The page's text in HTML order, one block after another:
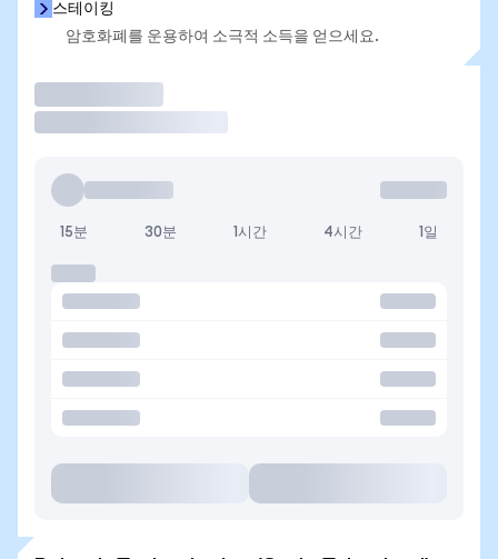
스테이킹
암호화폐를 운용하여 소극적 소득을 얻으세요.
15분 30분 1시간 4시간 1일